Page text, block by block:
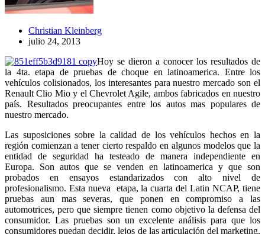
Christian Kleinberg
julio 24, 2013
Hoy se dieron a conocer los resultados de
la 4ta. etapa de pruebas de choque en latinoamerica. Entre los
vehículos colisionados, los interesantes para nuestro mercado son el
Renault Clio Mio y el Chevrolet Agile, ambos fabricados en nuestro
país. Resultados preocupantes entre los autos mas populares de
nuestro mercado.
Las suposiciones sobre la calidad de los vehículos hechos en la
región comienzan a tener cierto respaldo en algunos modelos que la
entidad de seguridad ha testeado de manera independiente en
Europa. Son autos que se venden en latinoamerica y que son
probados en ensayos estandarizados con alto nivel de
profesionalismo. Esta nueva etapa, la cuarta del Latin NCAP, tiene
pruebas aun mas severas, que ponen en compromiso a las
automotrices, pero que siempre tienen como objetivo la defensa del
consumidor. Las pruebas son un excelente análisis para que los
consumidores puedan decidir, lejos de las articulación del marketing,